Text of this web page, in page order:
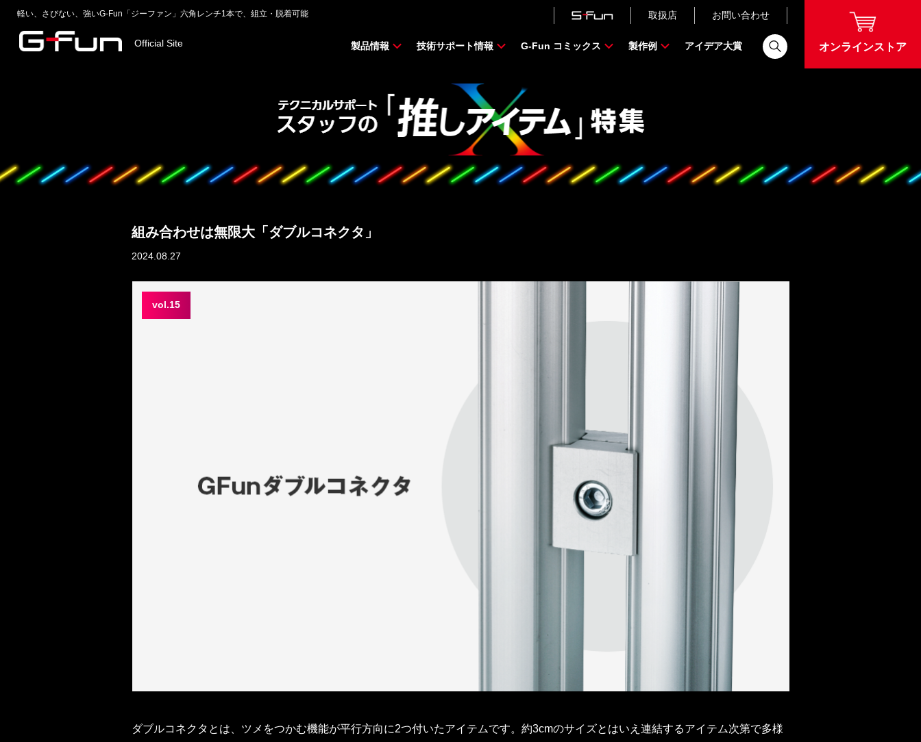
Official Site
軽い、さびない、強いG-Fun「ジーファン」六角レンチ1本で、組立・脱着可能 取扱店 お問い合わせ
製品情報 技術サポート情報 G-Fun コミックス 製作例 アイデア大賞 オンラインストア
組み合わせは無限大「ダブルコネクタ」
2024.08.27
ダブルコネクタとは、ツメをつかむ機能が平行方向に2つ付いたアイテムです。約3cmのサイズとはいえ連結するアイテム次第で多様